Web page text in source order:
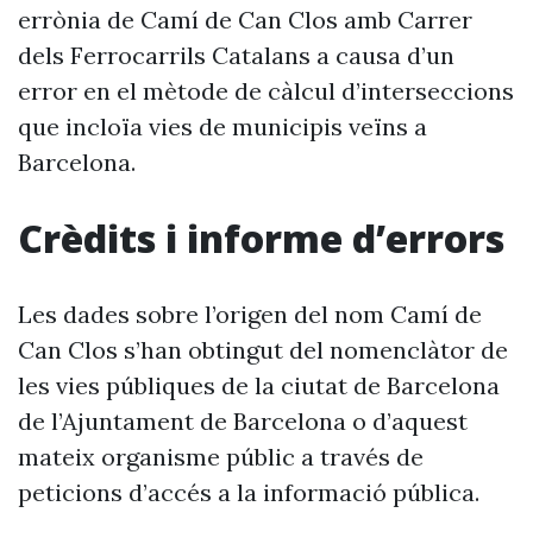
errònia de Camí de Can Clos amb Carrer
dels Ferrocarrils Catalans a causa d’un
error en el mètode de càlcul d’interseccions
que incloïa vies de municipis veïns a
Barcelona.
Crèdits i informe d’errors
Les dades sobre l’origen del nom Camí de
Can Clos s’han obtingut del nomenclàtor de
les vies públiques de la ciutat de Barcelona
de l’Ajuntament de Barcelona o d’aquest
mateix organisme públic a través de
peticions d’accés a la informació pública.